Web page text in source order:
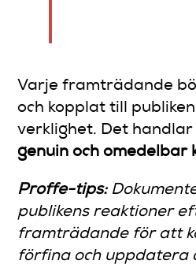
Varje framträdande
och kopplat till
verklighet. Det
genuin och omedelbar
Proffe-tips:
publikens reaktioner
framträdande för att
förfina och uppdatera